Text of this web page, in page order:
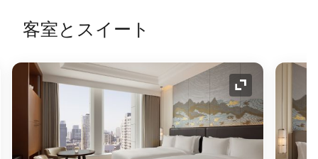
客室とスイート
ンの拡大 アイコンの拡